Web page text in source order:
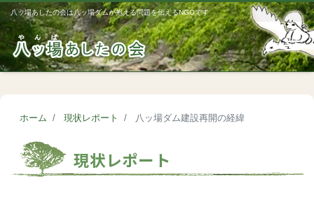
八ッ場あしたの会は八ッ場ダムが抱える問題を伝えるNGOです
ホーム 現状レポート 八ッ場ダム建設再開の経緯
現状レポート